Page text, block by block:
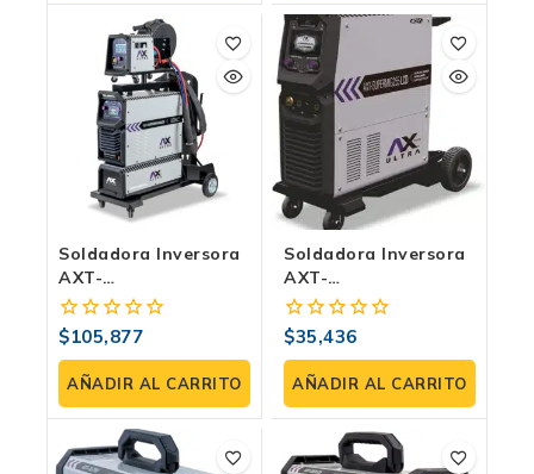
Soldadora Inversora
AXT-
SuperMIG500LCD |
Microalambre,
Electrodo Y TIG Lift |
Bi-Voltaje, Pantalla
LCD
0
fuera
de
5
$105,877
AÑADIR AL CARRITO
Soldadora Inversora
AXT-
SUPERMIG255LCD
MIG/MMA/TIG Lift |
250Amp
0
fuera
de
5
$35,436
AÑADIR AL CARRITO